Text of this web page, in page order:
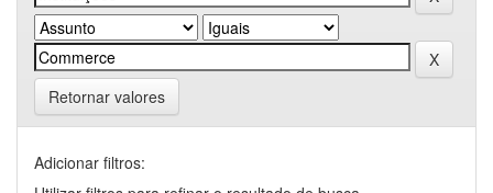
Retornar valores
Adicionar filtros: